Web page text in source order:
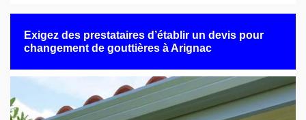
Exigez des prestataires d’établir un devis pour
changement de gouttières à Arignac